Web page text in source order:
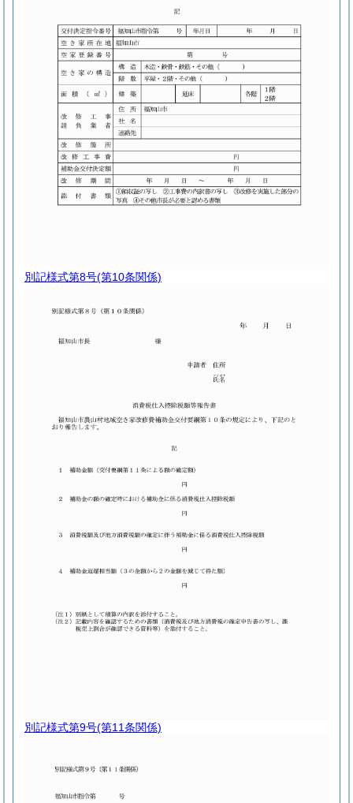
別記様式第8号(第10条関係)
別記様式第9号(第11条関係)